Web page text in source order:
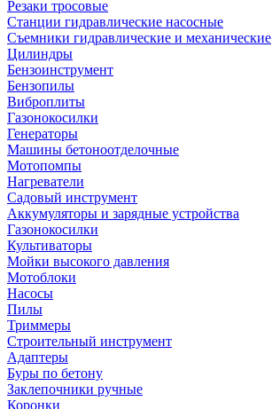
Резаки тросовые
Станции гидравлические насосные
Съемники гидравлические и механические
Цилиндры
Бензоинструмент
Бензопилы
Виброплиты
Газонокосилки
Генераторы
Машины бетоноотделочные
Мотопомпы
Нагреватели
Садовый инструмент
Аккумуляторы и зарядные устройства
Газонокосилки
Культиваторы
Мойки высокого давления
Мотоблоки
Насосы
Пилы
Триммеры
Строительный инструмент
Адаптеры
Буры по бетону
Заклепочники ручные
Коронки